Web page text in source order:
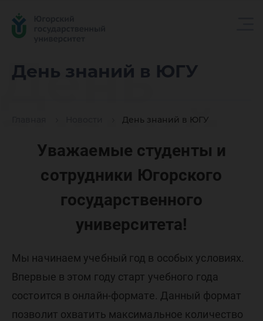
День знаний в ЮГУ
День знаний в ЮГУ
День
знаний
в ЮГУ
Уважаемые студенты и
сотрудники Югорского
государственного
университета!
Мы начинаем учебный год в особых условиях.
Впервые в этом году старт учебного года
состоится в онлайн-формате. Данный формат
позволит охватить максимальное количество